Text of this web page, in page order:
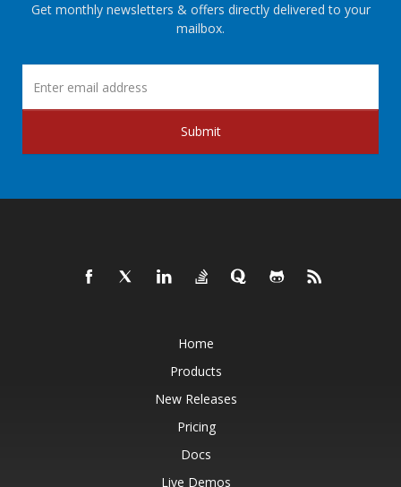
Get monthly newsletters & offers directly delivered to your
mailbox.
Submit
Home
Products
New Releases
Pricing
Docs
Live Demos